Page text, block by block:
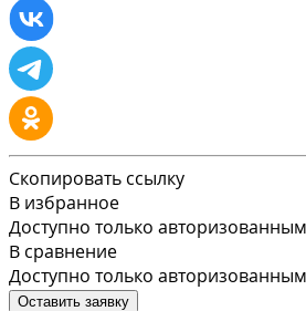
Скопировать ссылку
В избранное
Доступно только
В сравнение
Доступно только
Оставить заявку